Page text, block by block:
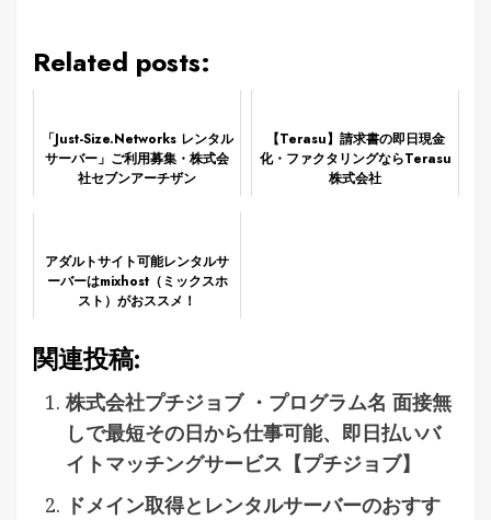
Related posts:
「Just-Size.Networks レンタル
サーバー」ご利用募集・株式会
社セブンアーチザン
【Terasu】請求書の即日現金
化・ファクタリングならTerasu
株式会社
アダルトサイト可能レンタルサ
ーバーはmixhost（ミックスホ
スト）がおススメ！
関連投稿:
株式会社プチジョブ ・プログラム名 面接無
しで最短その日から仕事可能、即日払いバ
イトマッチングサービス【プチジョブ】
ドメイン取得とレンタルサーバーのおすす